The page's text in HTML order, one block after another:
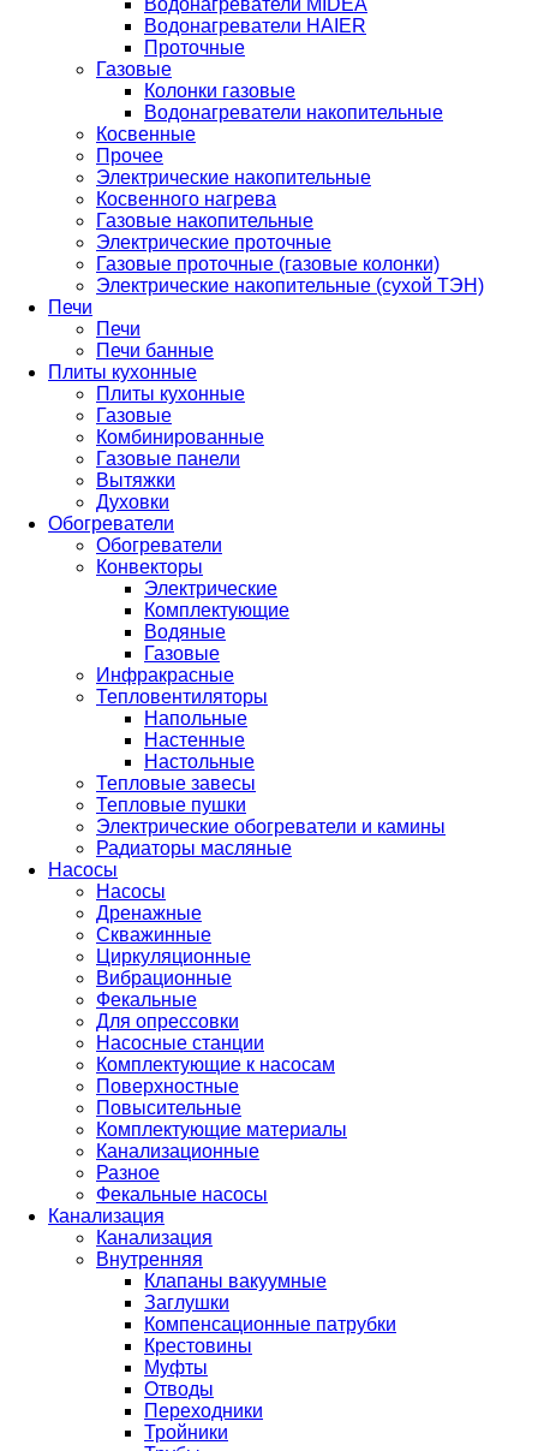
Водонагреватели MIDEA
Водонагреватели HAIER
Проточные
Газовые
Колонки газовые
Водонагреватели накопительные
Косвенные
Прочее
Электрические накопительные
Косвенного нагрева
Газовые накопительные
Электрические проточные
Газовые проточные (газовые колонки)
Электрические накопительные (сухой ТЭН)
Печи
Печи
Печи банные
Плиты кухонные
Плиты кухонные
Газовые
Комбинированные
Газовые панели
Вытяжки
Духовки
Обогреватели
Обогреватели
Конвекторы
Электрические
Комплектующие
Водяные
Газовые
Инфракрасные
Тепловентиляторы
Напольные
Настенные
Настольные
Тепловые завесы
Тепловые пушки
Электрические обогреватели и камины
Радиаторы масляные
Насосы
Насосы
Дренажные
Скважинные
Циркуляционные
Вибрационные
Фекальные
Для опрессовки
Насосные станции
Комплектующие к насосам
Поверхностные
Повысительные
Комплектующие материалы
Канализационные
Разное
Фекальные насосы
Канализация
Канализация
Внутренняя
Клапаны вакуумные
Заглушки
Компенсационные патрубки
Крестовины
Муфты
Отводы
Переходники
Тройники